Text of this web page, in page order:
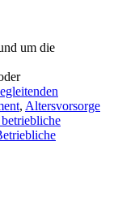
um die
, Altersvorsorge